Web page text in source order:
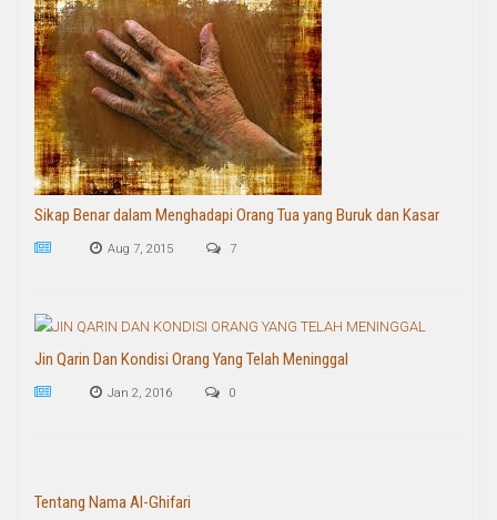
Sikap Benar dalam Menghadapi Orang Tua yang Buruk dan Kasar
Aug 7, 2015 7
Jin Qarin Dan Kondisi Orang Yang Telah Meninggal
Jan 2, 2016 0
Tentang Nama Al-Ghifari